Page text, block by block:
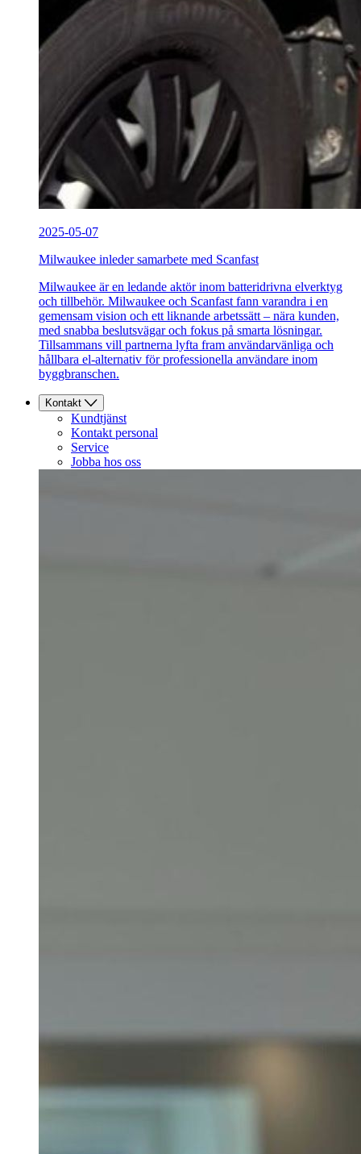
2025-05-07
Milwaukee inleder samarbete med Scanfast
Milwaukee är en ledande aktör inom batteridrivna elverktyg
och tillbehör. Milwaukee och Scanfast fann varandra i en
gemensam vision och ett liknande arbetssätt – nära kunden,
med snabba beslutsvägar och fokus på smarta lösningar.
Tillsammans vill partnerna lyfta fram användarvänliga och
hållbara el-alternativ för professionella användare inom
byggbranschen.
Kontakt
Kundtjänst
Kontakt personal
Service
Jobba hos oss